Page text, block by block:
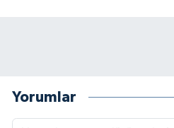
Yorumlar